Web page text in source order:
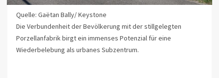
Quelle: Gaëtan Bally/ Keystone
Die Verbundenheit der Bevölkerung mit der stillgelegten
Porzellanfabrik birgt ein immenses Potenzial für eine
Wiederbelebung als urbanes Subzentrum.